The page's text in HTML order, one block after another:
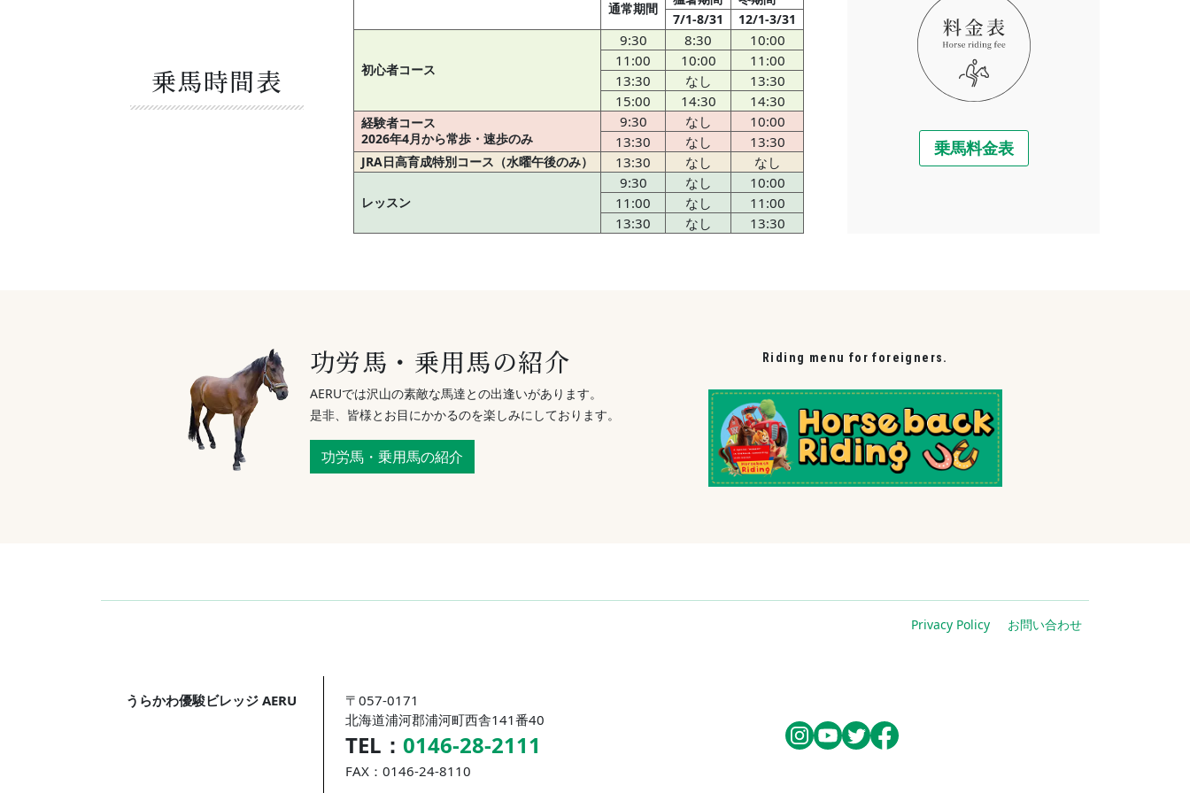
乗馬時間表
通常期間
7/1-8/31
12/1-3/31
初心者コース
9:30 8:30
10:00
11:00
10:00
11:00
13:30
なし
13:30
15:00
14:30 14:30
経験者コース
2026年4月から常歩・速歩のみ
9:30 なし
10:00
13:30
なし 13:30
JRA日高育成特別コース（水曜午後のみ） 13:30 なし なし
レッスン
9:30 なし
10:00
11:00
なし
11:00
13:30
なし 13:30
乗馬料金表
功労馬・乗用馬の紹介
AERUでは沢山の素敵な馬達との出逢いがあります。
是非、皆様とお目にかかるのを楽しみにしております。
功労馬・乗用馬の紹介
Riding menu for foreigners.
Privacy Policy お問い合わせ
うらかわ優駿ビレッジ AERU
〒057-0171
北海道浦河郡浦河町西舎141番40
TEL： 0146-28-2111
FAX：0146-24-8110